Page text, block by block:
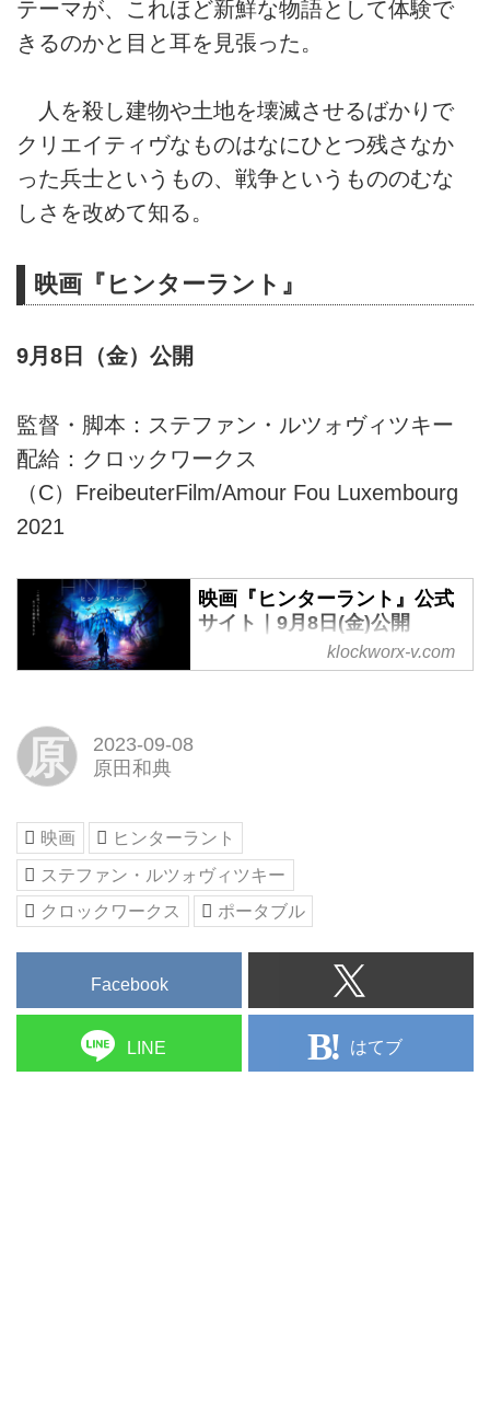
テーマが、これほど新鮮な物語として体験で
きるのかと目と耳を見張った。
人を殺し建物や土地を壊滅させるばかりで
クリエイティヴなものはなにひとつ残さなか
った兵士というもの、戦争というもののむな
しさを改めて知る。
映画『ヒンターラント』
9月8日（金）公開
監督・脚本：ステファン・ルツォヴィツキー
配給：クロックワークス
（C）FreibeuterFilm/Amour Fou Luxembourg
2021
映画『ヒンターラント』公式
サイト｜9月8日(金)公開
映画『ヒンターラント』公式サイ
klockworx-v.com
原
2023-09-08
原田和典
映画
ヒンターラント
ステファン・ルツォヴィツキー
クロックワークス
ポータブル
Facebook
LINE はてブ